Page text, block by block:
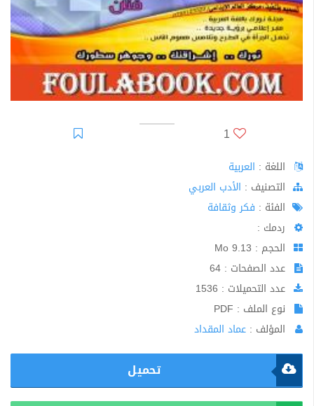
1
اللغة : العربية
اﻟﺘﺼﻨﻴﻒ : الأدب العربي
الفئة : فكر وثقافة
ردمك :
الحجم : 9.13 Mo
عدد الصفحات : 64
عدد التحميلات : 1536
نوع الملف : PDF
المؤلف : عماد المقداد
تحميل